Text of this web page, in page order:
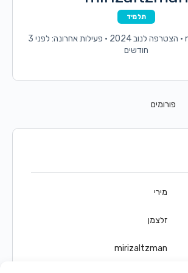
תלמיד
• הצטרפה לנוב 2024 •
פעילות אחרונה: לפני 3
חודשים
פורומים
מירי
זלצמן
mirizaltzman